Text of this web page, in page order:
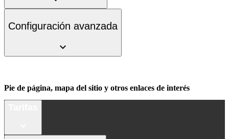
Configuración avanzada
Pie de página, mapa del sitio y otros enlaces de interés